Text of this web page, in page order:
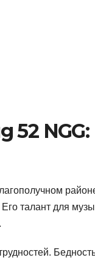
52 NGG:
талант для